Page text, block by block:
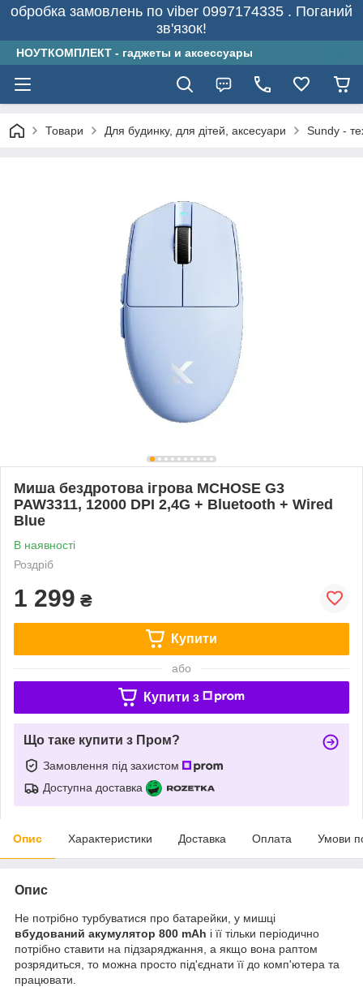
обробка замовлень по viber 0997174335 . Поганий
зв'язок!
НОУТКОМПЛЕКТ - гаджеты и аксессуары
Товари Для будинку, для дітей, аксесуари Sundy -
Миша бездротова ігрова MCHOSE G3
PAW3311, 12000 DPI 2,4G + Bluetooth + Wired
Blue
В наявності
Роздріб
1 299 ₴
Купити
або
Купити з
Що таке купити з Пром?
Замовлення під захистом
Доступна доставка
Опис Характеристики Доставка Оплата Умови
Опис
Не потрібно турбуватися про батарейки, у мишці
вбудований акумулятор 800 mAh і її тільки періодично
потрібно ставити на підзаряджання, а якщо вона раптом
розрядиться, то можна просто під'єднати її до комп'ютера та
працювати.